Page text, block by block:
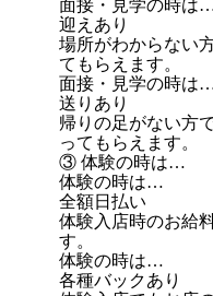
面接・見学の時は
迎えあり
場所がわからない
てもらえます。
面接・見学の時は
送りあり
帰りの足がない方
ってもらえます。
③ 体験の時は…
体験の時は…
全額日払い
体験入店時のお給
す。
体験の時は…
各種バックあり